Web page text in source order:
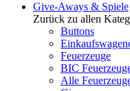
Give-Aways & Spiele
Zurück zu allen
Buttons
Feuerzeuge
BIC
Alle